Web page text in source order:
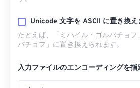
Unicode 文字を ASCII に置き換え
たとえば、「ミハイル・ゴルバチョ
バチョフ」に置き換えられます。
入力ファイルのエンコーディングを指